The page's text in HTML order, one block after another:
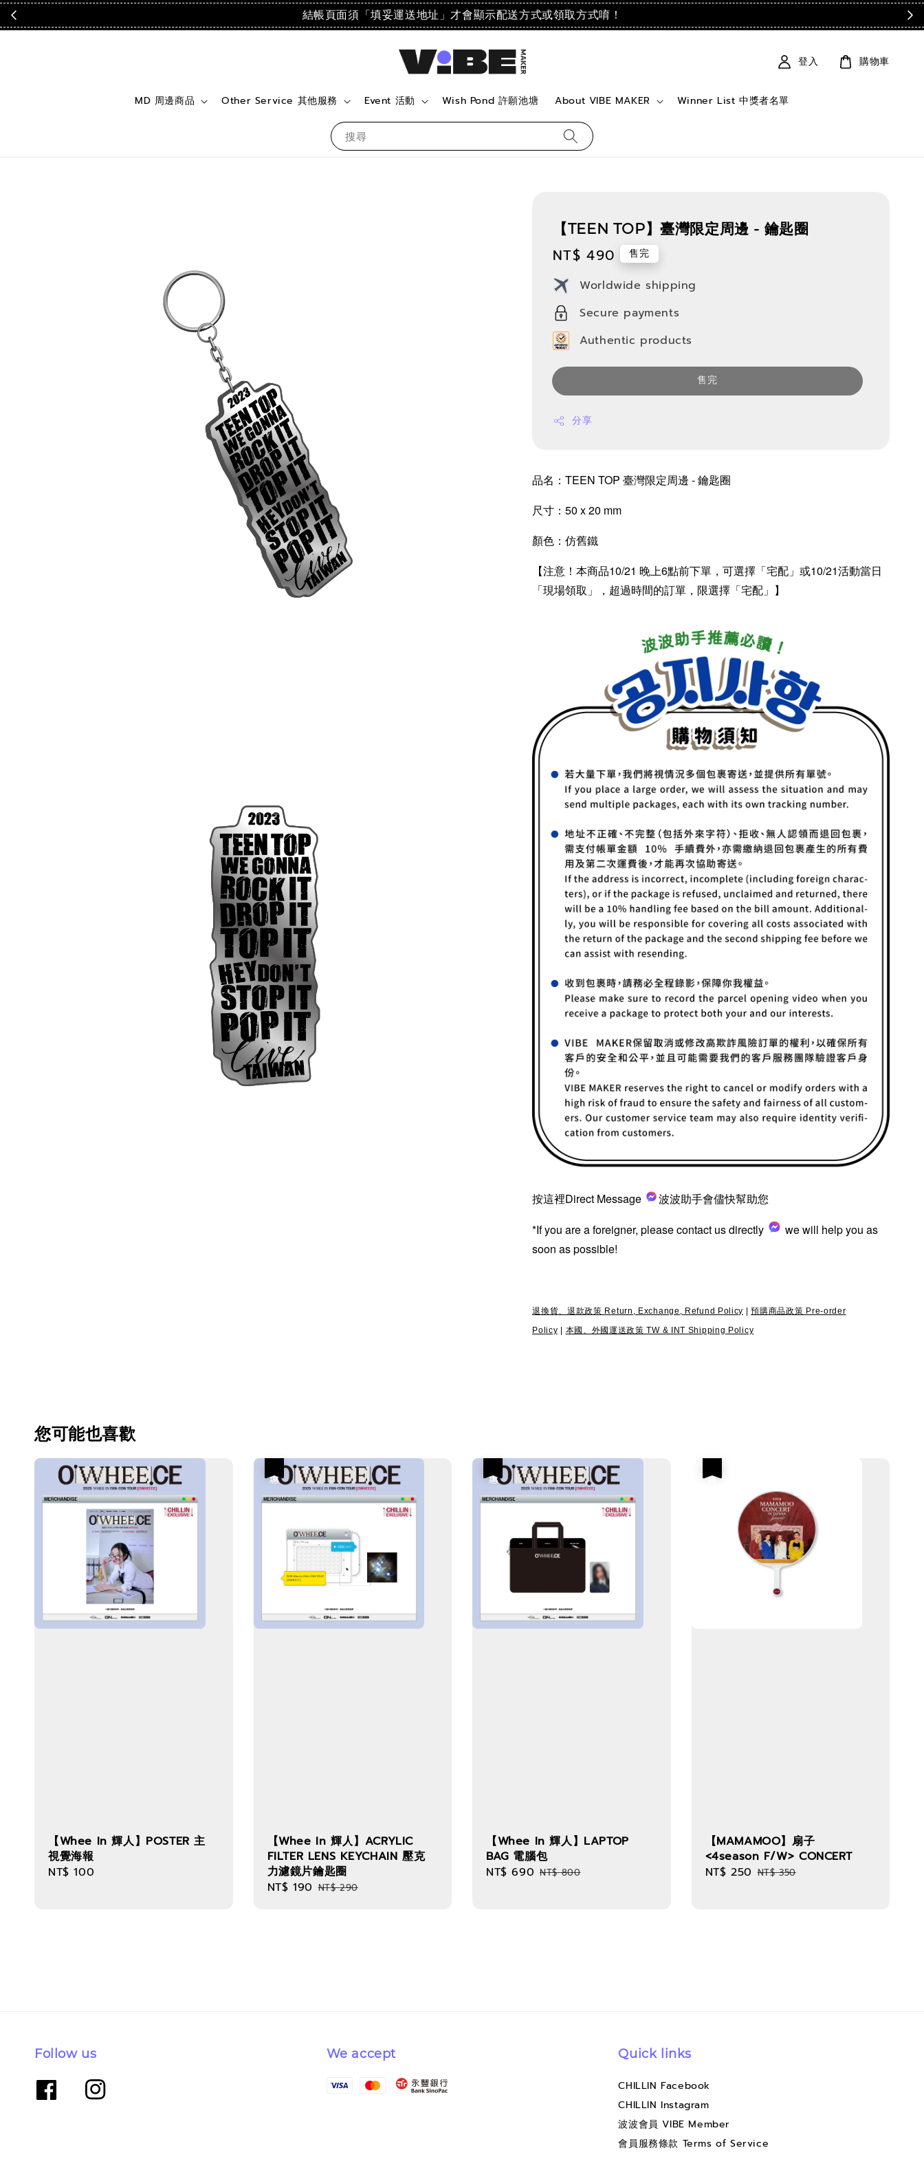
結帳頁面須「填妥運送地址」才會顯示配送方式或領取方式唷！
搜尋
MD 周邊商品 Other Service 其他服務 Event 活動 Wish Pond 許願池塘 About VIBE MAKER Winner List 中獎者名單
登入 購物車
【TEEN TOP】臺灣限定周邊 - 鑰匙圈
Regular
price
NT$ 490 售完
Worldwide shipping
Secure payments
Authentic products
售完
分享
品名：TEEN TOP 臺灣限定周邊 - 鑰匙圈
尺寸：50 x 20 mm
顏色：仿舊鐵
【注意！本商品10/21 晚上6點前下單，可選擇「宅配」或10/21活動當日
「現場領取」，超過時間的訂單，限選擇「宅配」】
按這裡Direct Message
波波助手會儘快幫助您
*If you are a foreigner, please contact us directly
we will help you as
soon as possible!
退換貨、退款政策 Return, Exchange, Refund Policy |預購商品政策 Pre-order
Policy
本國、外國運送政策 TW & INT Shipping Policy
您可能也喜歡
【Whee In 輝人】POSTER 主
視覺海報
Regular
NT$ 100
【Whee In 輝人】ACRYLIC
FILTER LENS KEYCHAIN 壓克
力濾鏡片鑰匙圈
Sale
NT$ 190 Regular
NT$ 290
【Whee In 輝人】LAPTOP
BAG 電腦包
Sale
NT$ 690 Regular
NT$ 800
【MAMAMOO】扇子
<4season F/W> CONCERT
Sale
NT$ 250 Regular
NT$ 350
Follow us We accept Quick links
CHILLIN Facebook
CHILLIN Instagram
波波會員 VIBE Member
會員服務條款 Terms of Service